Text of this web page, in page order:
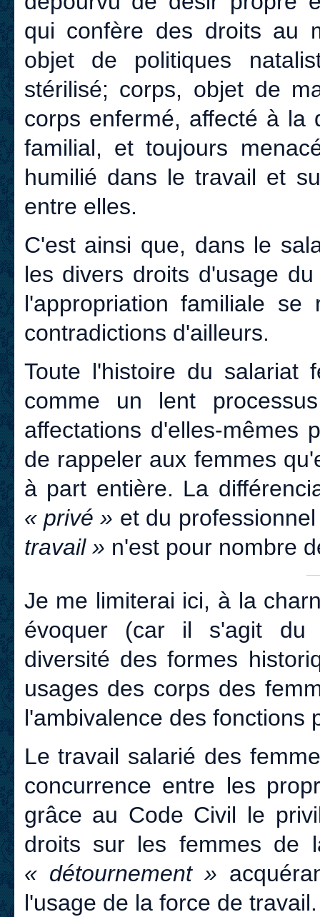
qui confère des droits au
objet de politiques
stérilisé; corps, objet de
corps enfermé, affecté à la
familial, et toujours
humilié dans le travail et
entre elles.
C'est ainsi que, dans le
les divers droits d'usage
l'appropriation familiale
contradictions d'ailleurs.
Toute l'histoire du salariat
comme un lent
affectations d'elles-mêmes
de rappeler aux femmes
à part entière. La
« privé » et du
travail » n'est pour nombre
Je me limiterai ici, à la
évoquer (car il s'agit du
diversité des formes
usages des corps des
l'ambivalence des fonctions
Le travail salarié des
concurrence entre les
grâce au Code Civil le
droits sur les femmes de
« détournement »
l'usage de la force de travail.